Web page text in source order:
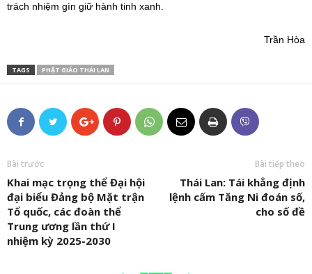
trách nhiệm gìn giữ hành tinh xanh.
Trần Hòa
TAGS PHẬT GIÁO THÁI LAN
Bài trước
Khai mạc trọng thể Đại hội
đại biểu Đảng bộ Mặt trận
Tổ quốc, các đoàn thể
Trung ương lần thứ I
nhiệm kỳ 2025-2030
Bài tiếp theo
Thái Lan: Tái khẳng định
lệnh cấm Tăng Ni đoán số,
cho số đề